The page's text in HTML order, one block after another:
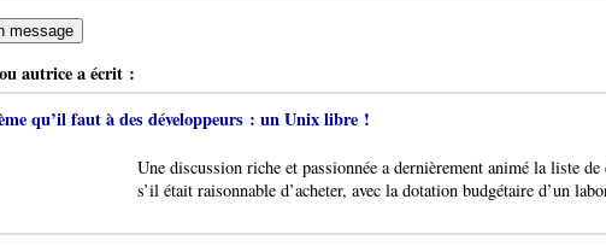
autrice a écrit :
qu’il faut à des développeurs : un Unix libre !
Une discussion riche et passionnée a dernièrement animé la liste
s’il était raisonnable d’acheter, avec la dotation budgétaire d’un